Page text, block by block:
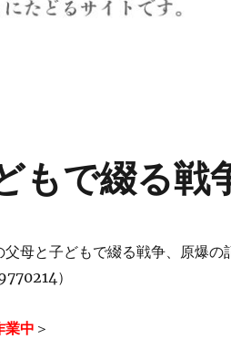
もで綴る戦
父母と子どもで綴る戦争、原爆
）
業中 ＞